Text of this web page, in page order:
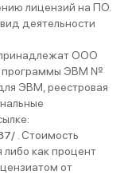
лицензий на ПО.
деятельности
ООО
программы ЭВМ №
ЭВМ, реестровая
. Стоимость
как процент
от